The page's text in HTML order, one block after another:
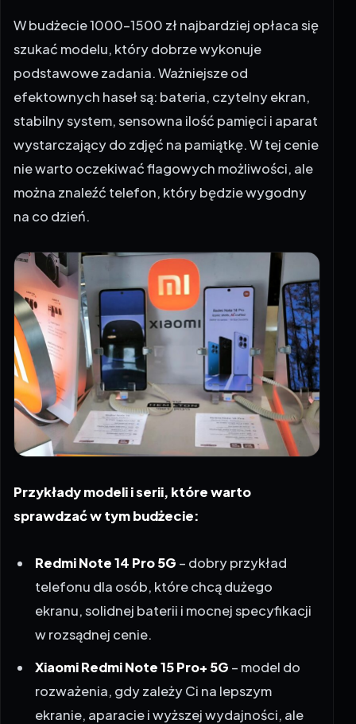
W budżecie 1000–1500 zł najbardziej opłaca się
szukać modelu, który dobrze wykonuje
podstawowe zadania. Ważniejsze od
efektownych haseł są: bateria, czytelny ekran,
stabilny system, sensowna ilość pamięci i aparat
wystarczający do zdjęć na pamiątkę. W tej cenie
nie warto oczekiwać flagowych możliwości, ale
można znaleźć telefon, który będzie wygodny
na co dzień.
Przykłady modeli i serii, które warto
sprawdzać w tym budżecie:
Redmi Note 14 Pro 5G – dobry przykład
telefonu dla osób, które chcą dużego
ekranu, solidnej baterii i mocnej specyfikacji
w rozsądnej cenie.
Xiaomi Redmi Note 15 Pro+ 5G – model do
rozważenia, gdy zależy Ci na lepszym
ekranie, aparacie i wyższej wydajności, ale